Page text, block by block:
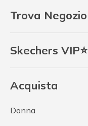
Trova Negozio
Skechers VIP⭐
Acquista
Donna